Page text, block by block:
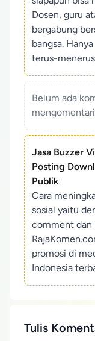
Dosen, guru
bergabung
bangsa.
terus-
Belum ada
Jasa Buzzer
Posting
Publik
Cara
sosial yaitu
comment dan
promosi di
Indonesia
Tulis